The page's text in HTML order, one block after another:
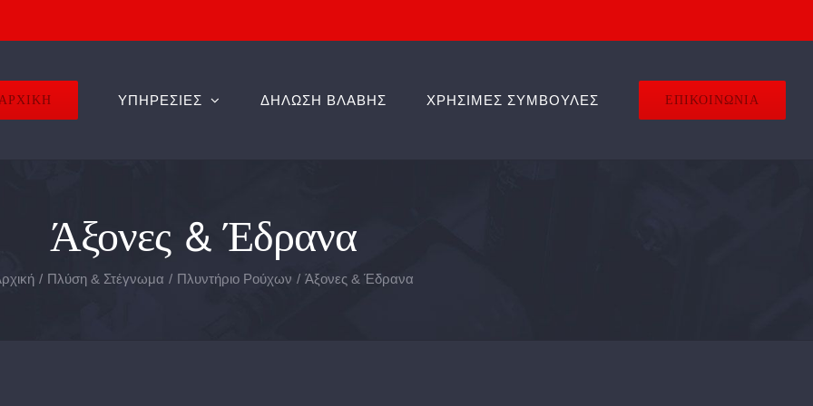
ΑΡΧΙΚΗ ΥΠΗΡΕΣΙΕΣ ΔΗΛΩΣΗ ΒΛΑΒΗΣ ΧΡΗΣΙΜΕΣ ΣΥΜΒΟΥΛΕΣ ΕΠΙΚΟΙΝΩΝΙΑ
Άξονες & Έδρανα
Πλύση & Στέγνωμα Πλυντήριο Ρούχων Άξονες & Έδρανα